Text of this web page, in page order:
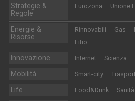
Strategie &
Regole
Eurozona Unione
Energie &
Risorse
Rinnovabili Gas
Litio
Innovazione Internet Scienza
Mobilità Smart-city
Life Food&Drink Sanità